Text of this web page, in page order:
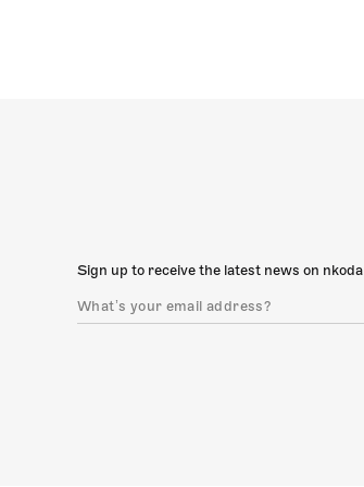
Sign up to receive the latest news on nkoda